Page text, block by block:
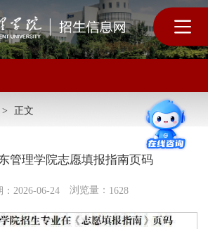
> 正文
管理学院志愿填报指南页码
2026-06-24 浏览量： 1628